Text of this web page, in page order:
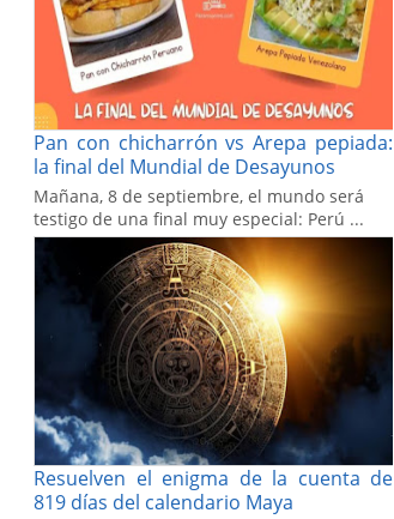
Pan con chicharrón vs Arepa pepiada:
la final del Mundial de Desayunos
Mañana, 8 de septiembre, el mundo será
testigo de una final muy especial: Perú ...
Resuelven el enigma de la cuenta de
819 días del calendario Maya